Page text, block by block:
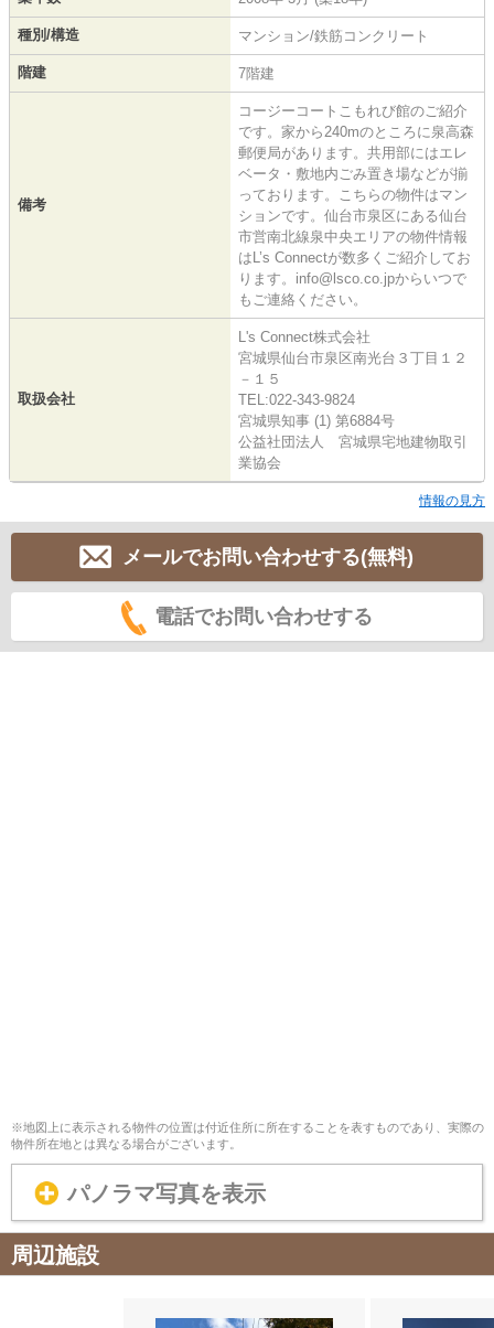
種別/構造 マンション/鉄筋コンクリート
階建 7階建
備考
コージーコートこもれび館のご紹介
です。家から240mのところに泉高森
郵便局があります。共用部にはエレ
ベータ・敷地内ごみ置き場などが揃
っております。こちらの物件はマン
ションです。仙台市泉区にある仙台
市営南北線泉中央エリアの物件情報
はL’s Connectが数多くご紹介してお
ります。info@lsco.co.jpからいつで
もご連絡ください。
取扱会社
L's Connect株式会社
宮城県仙台市泉区南光台３丁目１２
－１５
TEL:022-343-9824
宮城県知事 (1) 第6884号
公益社団法人 宮城県宅地建物取引
業協会
情報の見方
メールでお問い合わせする(無料)
電話でお問い合わせする
※地図上に表示される物件の位置は付近住所に所在することを表すものであり、実際の
物件所在地とは異なる場合がございます。
パノラマ写真を表示
周辺施設